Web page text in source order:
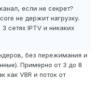
если не секрет?
не держит нагрузку.
сетях IPTV и никаких
без пережимания и
Примерно от 3 до 8
как VBR и поток от